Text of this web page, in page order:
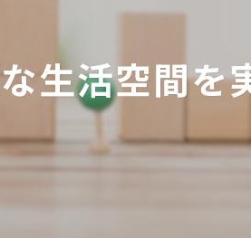
リノ
生活空間を